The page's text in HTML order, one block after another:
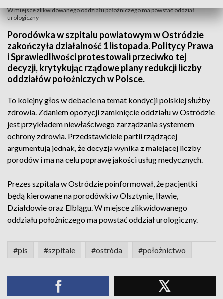
W miejsce zlikwidowanego oddziału położniczego ma powstać oddział
urologiczny
Porodówka w szpitalu powiatowym w Ostródzie
zakończyła działalność 1 listopada. Politycy Prawa
i Sprawiedliwości protestowali przeciwko tej
decyzji, krytykując rządowe plany redukcji liczby
oddziałów położniczych w Polsce.
To kolejny głos w debacie na temat kondycji polskiej służby
zdrowia. Zdaniem opozycji zamknięcie oddziału w Ostródzie
jest przykładem niewłaściwego zarządzania systemem
ochrony zdrowia. Przedstawiciele partii rządzącej
argumentują jednak, że decyzja wynika z malejącej liczby
porodów i ma na celu poprawę jakości usług medycznych.
Prezes szpitala w Ostródzie poinformował, że pacjentki
będą kierowane na porodówki w Olsztynie, Iławie,
Działdowie oraz Elblągu. W miejsce zlikwidowanego
oddziału położniczego ma powstać oddział urologiczny.
#pis #szpitale #ostróda #położnictwo